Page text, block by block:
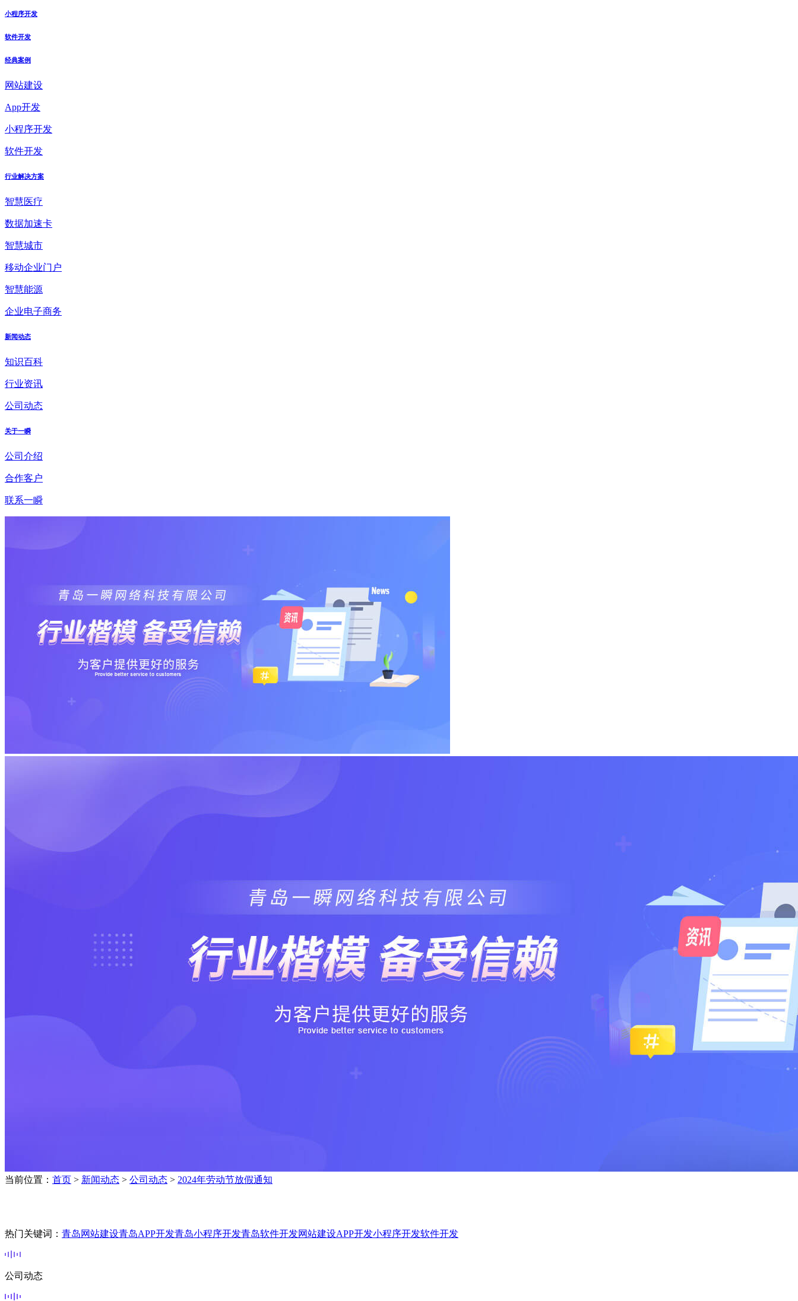
小程序开发
软件开发
经典案例
网站建设
App开发
小程序开发
软件开发
行业解决方案
智慧医疗
数据加速卡
智慧城市
移动企业门户
智慧能源
企业电子商务
新闻动态
知识百科
行业资讯
公司动态
关于一瞬
公司介绍
合作客户
联系一瞬
当前位置： 首页 > 新闻动态 > 公司动态 > 2024年劳动节放假通知
热门关键词： 青岛网站建设青岛APP开发青岛小程序开发青岛软件开发网站建设APP开发小程序开发软件开发
公司动态